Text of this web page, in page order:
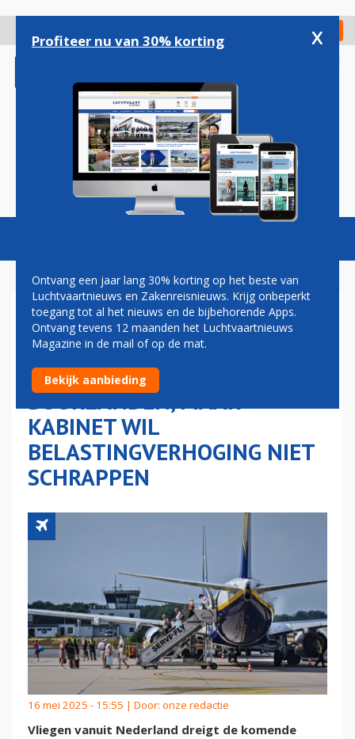
gaan
Check in
Magazine Podcasts Vacatures
VLIEGEN VANUIT
NEDERLAND WORDT VEEL
DUURDER DAN VANUIT
BUURLANDEN, MAAR
KABINET WIL
BELASTINGVERHOGING NIET
SCHRAPPEN
16 mei 2025 - 15:55 | Door: onze redactie
Vliegen vanuit Nederland dreigt de komende
Profiteer nu van 30% korting x
Ontvang een jaar lang 30% korting op het beste van
Luchtvaartnieuws en Zakenreisnieuws. Krijg onbeperkt
toegang tot al het nieuws en de bijbehorende Apps.
Ontvang tevens 12 maanden het Luchtvaartnieuws
Magazine in de mail of op de mat.
Bekijk aanbieding